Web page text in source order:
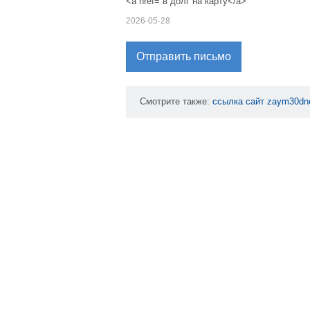
2026-05-28
Отправить письмо
Смотрите также: ссылка сайт